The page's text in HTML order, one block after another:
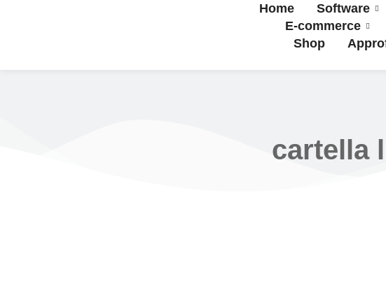
Home Software
E-commerce
Shop
cartella